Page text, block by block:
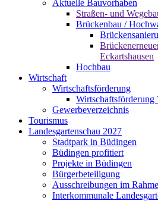
Aktuelle Bauvorhaben
Straßen- und
Brückenbau /
Eckartshausen
Hochbau
Wirtschaft
Wirtschaftsförderung
Wirtschaftsförderung
Gewerbeverzeichnis
Tourismus
Landesgartenschau 2027
Stadtpark in Büdingen
Büdingen profitiert
Projekte in Büdingen
Bürgerbeteiligung
Ausschreibungen im
Interkommunale